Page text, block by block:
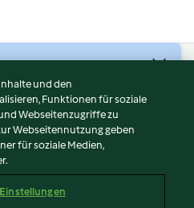
und den
Funktionen für soziale
Webseitenzugriffe zu
Webseitennutzung geben
für soziale Medien,